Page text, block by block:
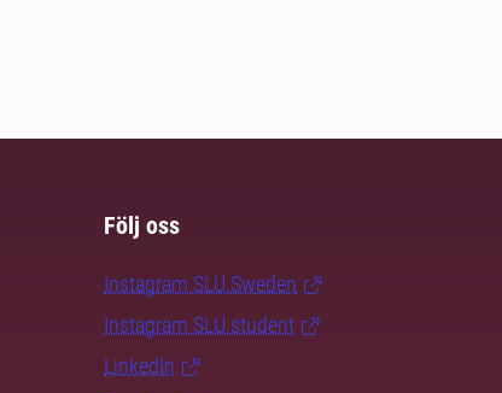
Följ oss
Instagram SLU.Sweden
Instagram SLU.student
LinkedIn